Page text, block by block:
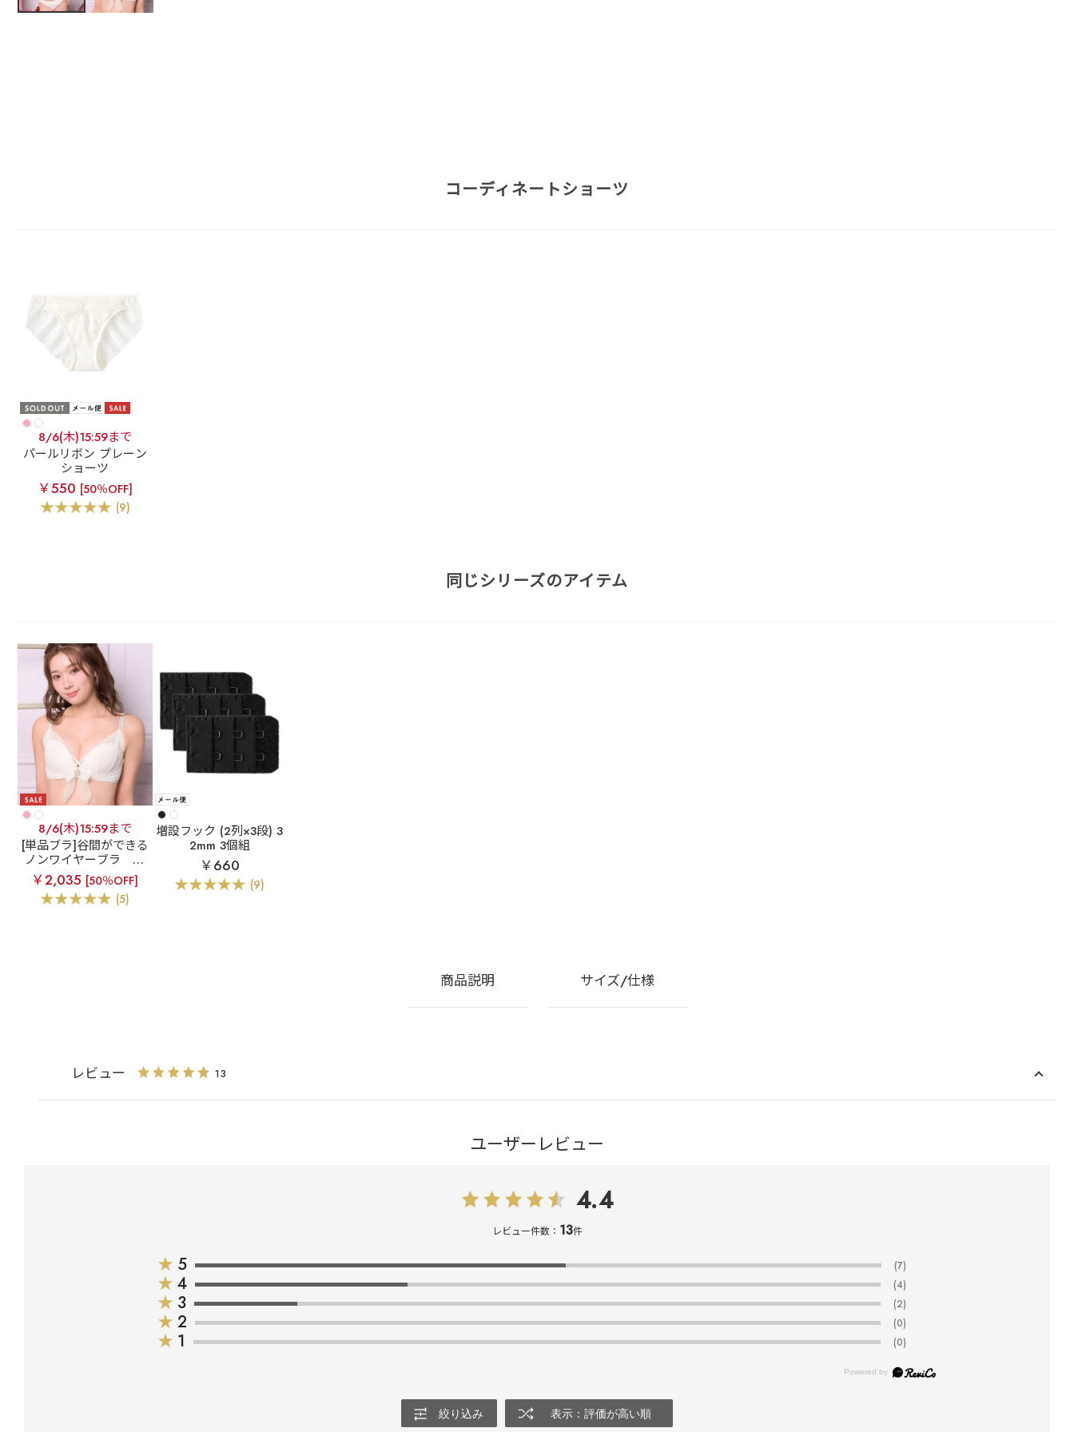
コーディネートショーツ
8/6(木)15:59まで
パールリボン プレーン
ショーツ
￥550 [50％OFF]
(9)
同じシリーズのアイテム
8/6(木)15:59まで
[単品ブラ]谷間ができる
ノンワイヤーブラ
パ
ールリボン 盛れる ノン
ワイヤー 単品ブラジャ
ー
￥2,035 [50％OFF]
(5)
増設フック (2列×3段) 3
2mm 3個組
￥660
(9)
商品説明 サイズ/仕様
レビュー 13
ユーザーレビュー
4.4
レビュー件数： 13件
★ 5 (7)
★ 4 (4)
★ 3 (2)
★ 2 (0)
★ 1 (0)
絞り込み 表示：評価が高い順